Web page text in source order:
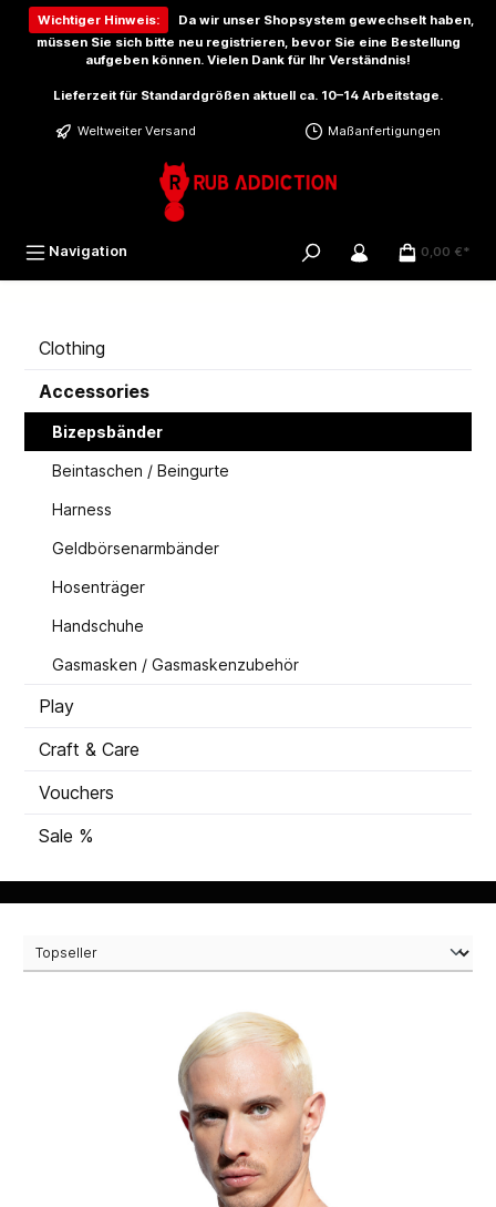
springen
Wichtiger Hinweis:
Da wir unser Shopsystem gewechselt haben,
müssen Sie sich bitte neu registrieren, bevor Sie eine Bestellung
aufgeben können. Vielen Dank für Ihr Verständnis!
Lieferzeit für Standardgrößen aktuell ca. 10–14 Arbeitstage.
Weltweiter Versand Maßanfertigungen
Navigation 0,00 €*
Clothing
Accessories
Bizepsbänder
Beintaschen / Beingurte
Harness
Geldbörsenarmbänder
Hosenträger
Handschuhe
Gasmasken / Gasmaskenzubehör
Play
Craft & Care
Vouchers
Sale %